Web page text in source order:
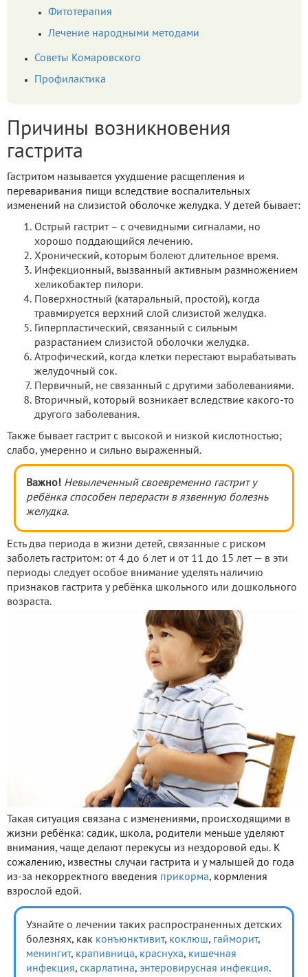
Фитотерапия
Лечение народными методами
Советы Комаровского
Профилактика
Причины возникновения
гастрита
Гастритом называется ухудшение расщепления и
переваривания пищи вследствие воспалительных
изменений на слизистой оболочке желудка. У детей бывает:
Острый гастрит – с очевидными сигналами, но
хорошо поддающийся лечению.
Хронический, которым болеют длительное время.
Инфекционный, вызванный активным размножением
хеликобактер пилори.
Поверхностный (катаральный, простой), когда
травмируется верхний слой слизистой желудка.
Гиперпластический, связанный с сильным
разрастанием слизистой оболочки желудка.
Атрофический, когда клетки перестают вырабатывать
желудочный сок.
Первичный, не связанный с другими заболеваниями.
Вторичный, который возникает вследствие какого-то
другого заболевания.
Также бывает гастрит с высокой и низкой кислотностью;
слабо, умеренно и сильно выраженный.
Важно! Невылеченный своевременно гастрит у
ребёнка способен перерасти в язвенную болезнь
желудка.
Есть два периода в жизни детей, связанные с риском
заболеть гастритом: от 4 до 6 лет и от 11 до 15 лет — в эти
периоды следует особое внимание уделять наличию
признаков гастрита у ребёнка школьного или дошкольного
возраста.
Такая ситуация связана с изменениями, происходящими в
жизни ребёнка: садик, школа, родители меньше уделяют
внимания, чаще делают перекусы из нездоровой еды. К
сожалению, известны случаи гастрита и у малышей до года
из-за некорректного введения прикорма, кормления
взрослой едой.
Узнайте о лечении таких распространенных детских
болезнях, как конъюнктивит, коклюш, гайморит,
менингит, крапивница, краснуха, кишечная
инфекция, скарлатина, энтеровирусная инфекция.